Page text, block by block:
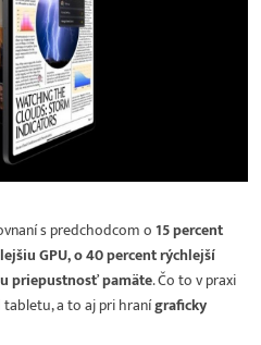
s predchodcom o15 percent
GPU, o 40 percent rýchlejší
priepustnosť pamäte. Čo to v praxi
tabletu, a to aj pri hranígraficky